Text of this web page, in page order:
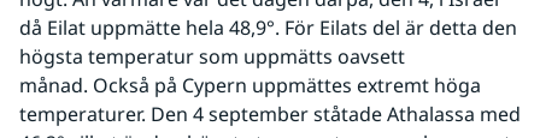
då Eilat uppmätte hela 48,9°. För Eilats del är detta den
högsta temperatur som uppmätts oavsett
månad. Också på Cypern uppmättes extremt höga
temperaturer. Den 4 september ståtade Athalassa med